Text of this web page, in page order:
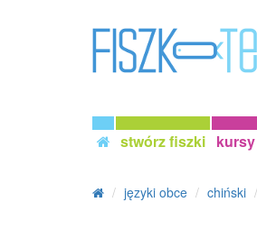
stwórz fiszki
języki obce chiński